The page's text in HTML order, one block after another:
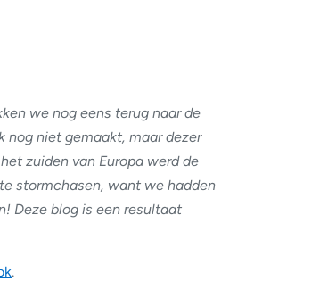
we nog eens terug naar de
nog niet gemaakt, maar dezer
zuiden van Europa werd de
stormchasen, want we hadden
Deze blog is een resultaat
.